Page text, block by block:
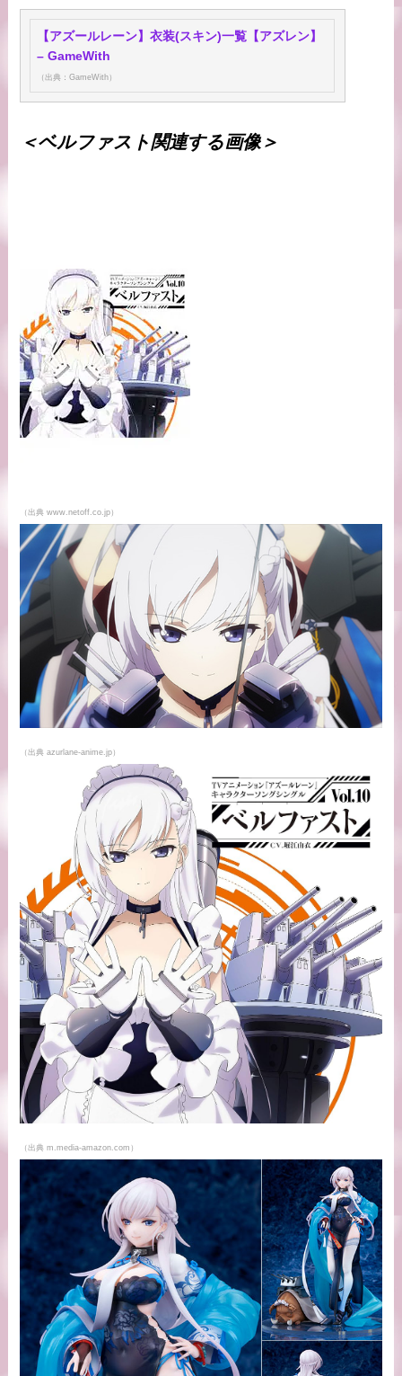
【アズールレーン】衣装(スキン)一覧【アズレン】
– GameWith
（出典：GameWith）
＜ベルファスト関連する画像＞
（出典 www.netoff.co.jp）
（出典 azurlane-anime.jp）
（出典 m.media-amazon.com）